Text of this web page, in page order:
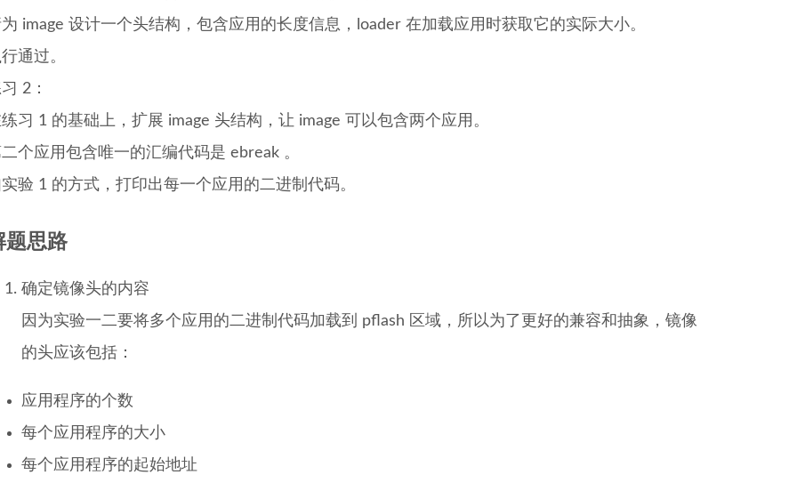
image 设计一个头结构，包含应用的长度信息，loader 在加载应用时获取它的实际大小。
通过。
2：
习 1 的基础上，扩展 image 头结构，让 image 可以包含两个应用。
个应用包含唯一的汇编代码是 ebreak 。
验 1 的方式，打印出每一个应用的二进制代码。
题思路
确定镜像头的内容
因为实验一二要将多个应用的二进制代码加载到 pflash 区域，所以为了更好的兼容和抽象，镜像
的头应该包括：
应用程序的个数
每个应用程序的大小
每个应用程序的起始地址